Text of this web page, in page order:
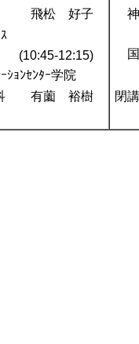
飛松 好子
(10:45-12:15)
ｮﾝｾﾝﾀｰ学院
科 有薗 裕樹
神
国
閉